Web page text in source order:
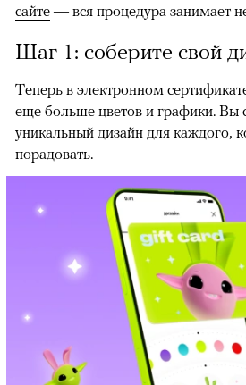
сайте — вся процедура занимает
Шаг 1: соберите свой
Теперь в электронном
еще больше цветов и графики. Вы
уникальный дизайн для каждого,
порадовать.